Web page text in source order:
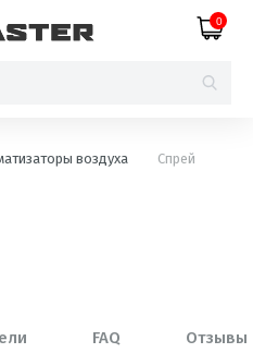
0
воздуха Спрей
FAQ Отзывы